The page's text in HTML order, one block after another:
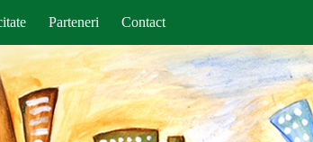
Parteneri Contact